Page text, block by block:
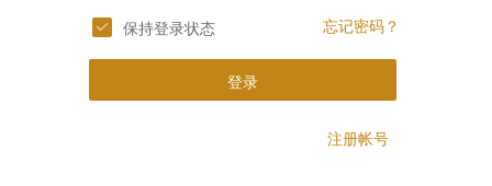
保持登录状态 忘记密码？
登录
注册帐号